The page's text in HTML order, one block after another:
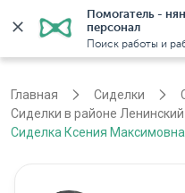
Помогатель -
персонал
Поиск работы и
Главная Сиделки
Сиделки в районе Ленинский
Сиделка Ксения Максимовна